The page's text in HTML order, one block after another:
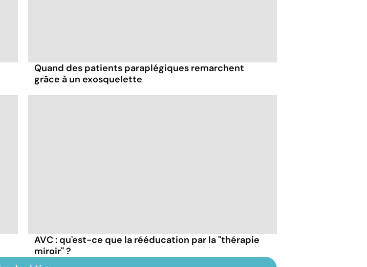
Quand des patients paraplégiques remarchent
grâce à un exosquelette
AVC : qu'est-ce que la rééducation par la "thérapie
miroir" ?